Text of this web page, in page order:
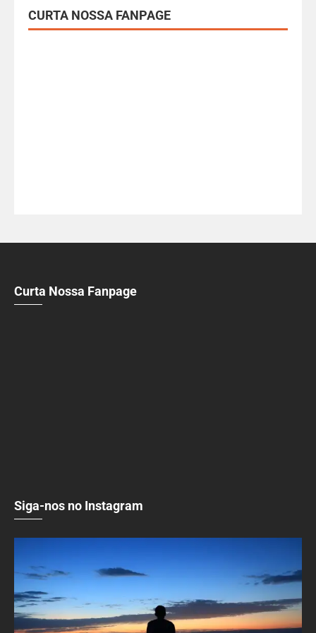
CURTA NOSSA FANPAGE
Curta Nossa Fanpage
Siga-nos no Instagram